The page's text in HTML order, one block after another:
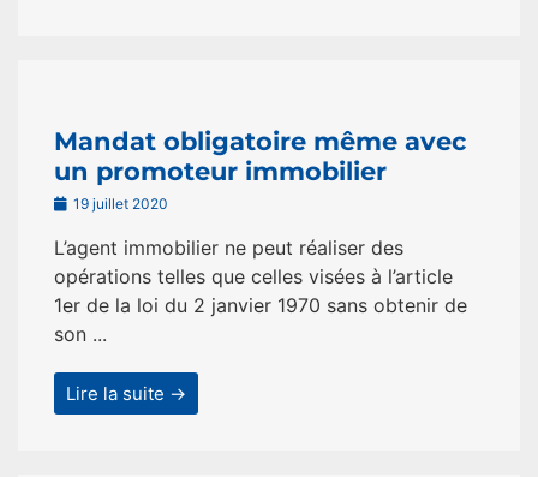
Mandat obligatoire même avec
un promoteur immobilier
19 juillet 2020
L’agent immobilier ne peut réaliser des
opérations telles que celles visées à l’article
1er de la loi du 2 janvier 1970 sans obtenir de
son ...
Lire la suite →